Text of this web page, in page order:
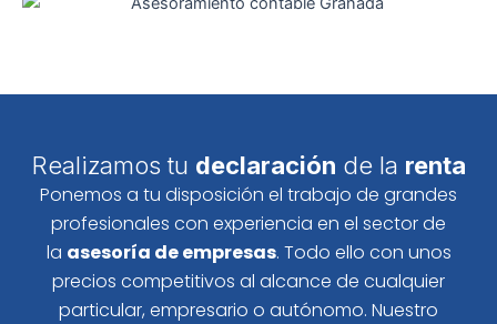
Realizamos tu declaración de la renta
Ponemos a tu disposición el trabajo de grandes
profesionales con experiencia en el sector de
la asesoría de empresas. Todo ello con unos
precios competitivos al alcance de cualquier
particular, empresario o autónomo. Nuestro